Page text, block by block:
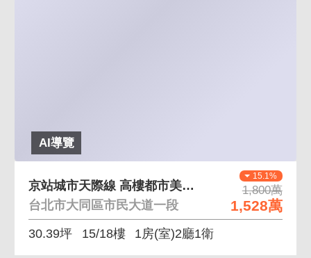
AI導覽
15.1%
1,800萬
1,528萬
京站城市天際線 高樓都市美景一窗永覽北車天際線
台北市大同區市民大道一段
30.39坪 15/18樓 1房(室)2廳1衛